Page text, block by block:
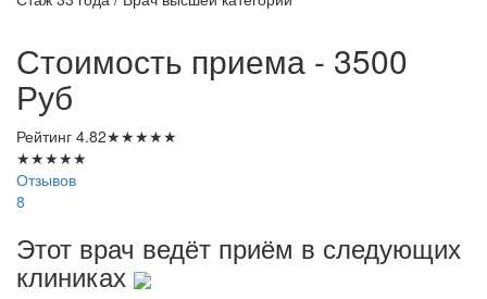
Стоимость приема - 3500
Руб
Рейтинг 4.82★★★★★
★★★★★
Отзывов
8
Этот врач ведёт приём в следующих
клиниках